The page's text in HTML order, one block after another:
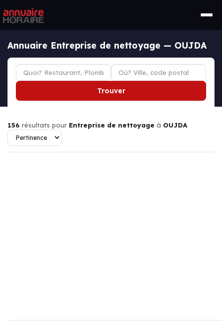
Annuaire Entreprise de nettoyage — OUJDA
Trouver
156 résultats pour Entreprise de nettoyage à OUJDA